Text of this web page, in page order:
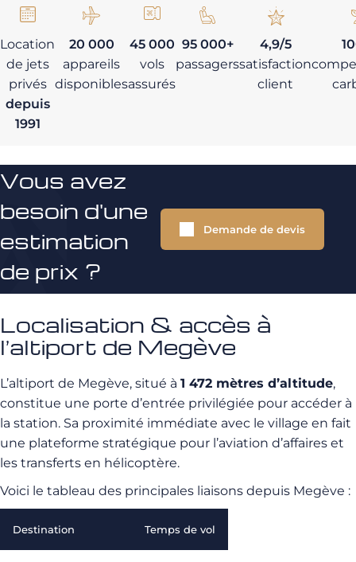
Location
de jets
privés
depuis
1991
20 000
appareils
disponibles
45 000
vols
assurés
95 000+
passagers
4,9/5
satisfaction
client
Vous avez
besoin d'une
estimation
de prix ?
Demande de devis
Localisation & accès à
l’altiport de Megève
L’altiport de Megève, situé à 1 472 mètres d’altitude,
constitue une porte d’entrée privilégiée pour accéder à
la station. Sa proximité immédiate avec le village en fait
une plateforme stratégique pour l’aviation d’affaires et
les transferts en hélicoptère.
Voici le tableau des principales liaisons depuis Megève :
Destination Temps de vol